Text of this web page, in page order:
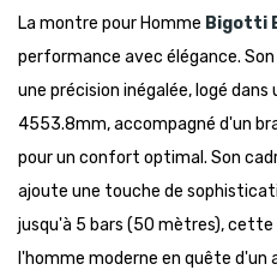
La montre pour Homme Bigotti
performance avec élégance.
une précision inégalée, logé
4553.8mm, accompagné d'un
pour un confort optimal. Son
ajoute une touche de
jusqu'à 5 bars (50 mètres),
l'homme moderne en quête d'un